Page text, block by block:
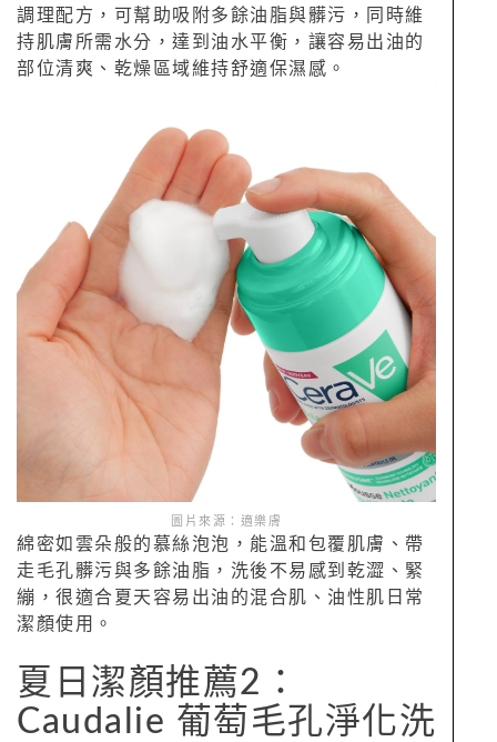
調理配方，可幫助吸附多餘油脂與髒污，同時維
持肌膚所需水分，達到油水平衡，讓容易出油的
部位清爽、乾燥區域維持舒適保濕感。
圖片來源：適樂膚
綿密如雲朵般的慕絲泡泡，能溫和包覆肌膚、帶
走毛孔髒污與多餘油脂，洗後不易感到乾澀、緊
繃，很適合夏天容易出油的混合肌、油性肌日常
潔顏使用。
夏日潔顏推薦2：
Caudalie 葡萄毛孔淨化洗